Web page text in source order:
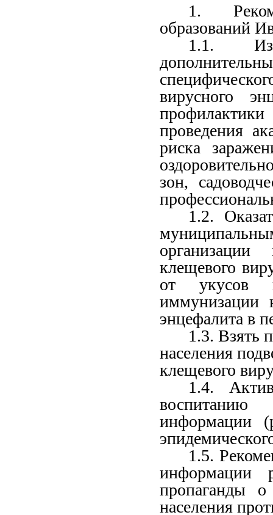
1.
образований
1.1.
вирусного
проведения
риска
зон,
1.2.
организации
клещевого
от укусов
иммунизации
энцефалита в
1.3. Взять
населения
клещевого
1.4.
воспитанию
информации
1.5.
информации
пропаганды
населения